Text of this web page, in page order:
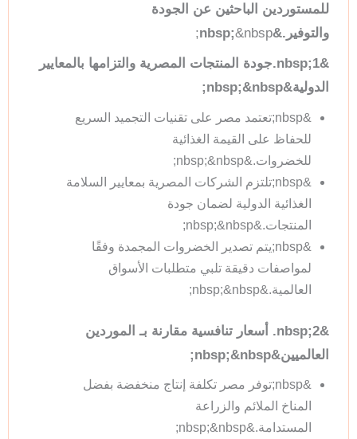
للمستوردين الباحثين عن الجودة
والتوفير.&nbsp;&nbsp;
&nbsp;1.جودة المنتجات المصرية والتزامها بالمعايير
الدولية&nbsp;&nbsp;
&nbsp;تعتمد مصر على تقنيات التجميد السريع
للحفاظ على القيمة الغذائية
للخضروات.&nbsp;&nbsp;
&nbsp;تلتزم الشركات المصرية بمعايير السلامة
الغذائية الدولية لضمان جودة
المنتجات.&nbsp;&nbsp;
&nbsp;يتم تصدير الخضروات المجمدة وفقًا
لمواصفات دقيقة تلبي متطلبات الأسواق
العالمية.&nbsp;&nbsp;
&nbsp;2. أسعار تنافسية مقارنة بـ الموردين
العالميين&nbsp;&nbsp;
&nbsp;توفر مصر تكلفة إنتاج منخفضة بفضل
المناخ الملائم والزراعة
المستدامة.&nbsp;&nbsp;